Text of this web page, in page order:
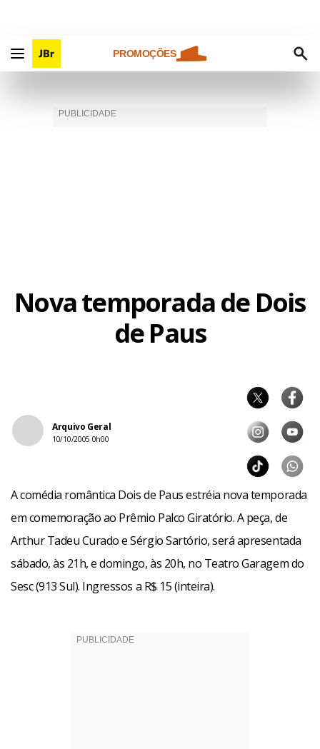
PROMOÇÕES
Nova temporada de Dois
de Paus
Arquivo Geral
10/10/2005 0h00
A comédia romântica Dois de Paus estréia nova temporada
em comemoração ao Prêmio Palco Giratório. A peça, de
Arthur Tadeu Curado e Sérgio Sartório, será apresentada
sábado, às 21h, e domingo, às 20h, no Teatro Garagem do
Sesc (913 Sul). Ingressos a R$ 15 (inteira).